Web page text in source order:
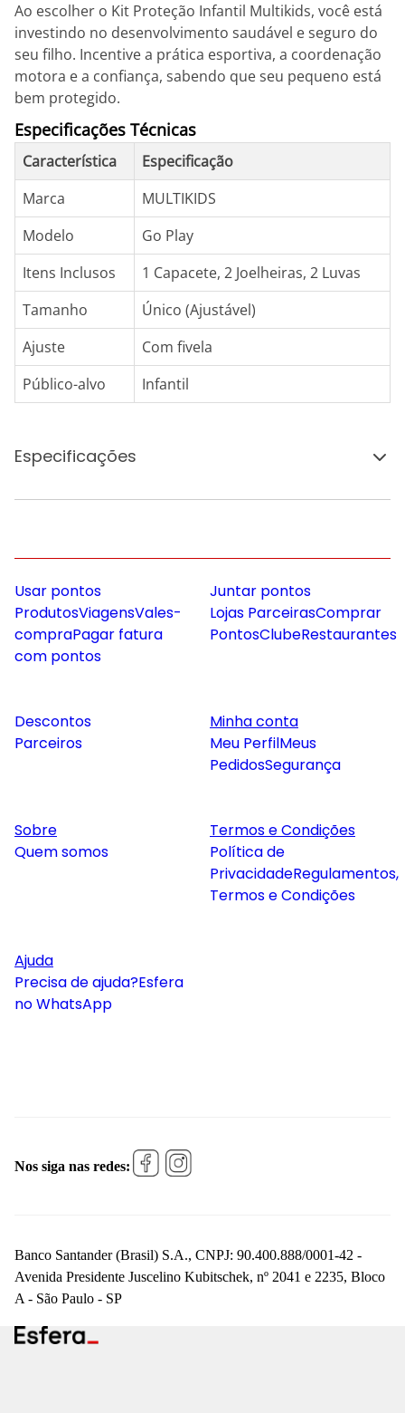
Ao escolher o Kit Proteção Infantil Multikids, você está
investindo no desenvolvimento saudável e seguro do
seu filho. Incentive a prática esportiva, a coordenação
motora e a confiança, sabendo que seu pequeno está
bem protegido.
Especificações Técnicas
Característica
Especificação
Marca
MULTIKIDS
Modelo
Go Play
Itens Inclusos
1 Capacete, 2 Joelheiras, 2 Luvas
Tamanho
Único (Ajustável)
Ajuste
Com fivela
Público-alvo
Infantil
Especificações
Usar pontos
ProdutosViagensVales-
compraPagar fatura
com pontos
Juntar pontos
Lojas ParceirasComprar
PontosClubeRestaurantes
Descontos
Parceiros
Minha conta
Meu PerfilMeus
PedidosSegurança
Sobre
Quem somos
Termos e Condições
Política de
PrivacidadeRegulamentos,
Termos e Condições
Ajuda
Precisa de ajuda?Esfera
no WhatsApp
Nos siga nas redes:
Banco Santander (Brasil) S.A., CNPJ: 90.400.888/0001-42 -
Avenida Presidente Juscelino Kubitschek, nº 2041 e 2235, Bloco
A - São Paulo - SP